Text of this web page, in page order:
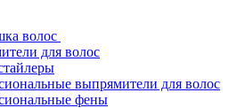
волос
для волос
выпрямители для волос
фены